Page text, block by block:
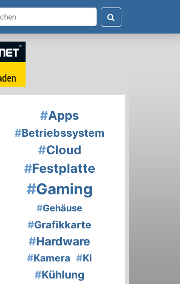
#Apps
#Betriebssystem
#Cloud
#Festplatte
#Gaming
#Gehäuse
#Grafikkarte
#Hardware
#Kamera #KI
#Kühlung